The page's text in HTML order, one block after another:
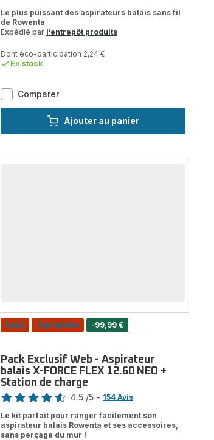
ComparerX-
Force
Flex
Ajouter au panier
Le plus puissant des aspirateurs balais sans fil
de Rowenta
Expédié par l’entrepôt produits
Dont éco-participation 2,24 €
En stock
Pack Top Ventes -99,99 €
Pack Exclusif Web - Aspirateur
balais X-FORCE FLEX 12.60 NEO +
Station de charge
Note
4.5 /5 - 154 Avis
Le kit parfait pour ranger facilement son
aspirateur balais Rowenta et ses accessoires,
sans perçage du mur !